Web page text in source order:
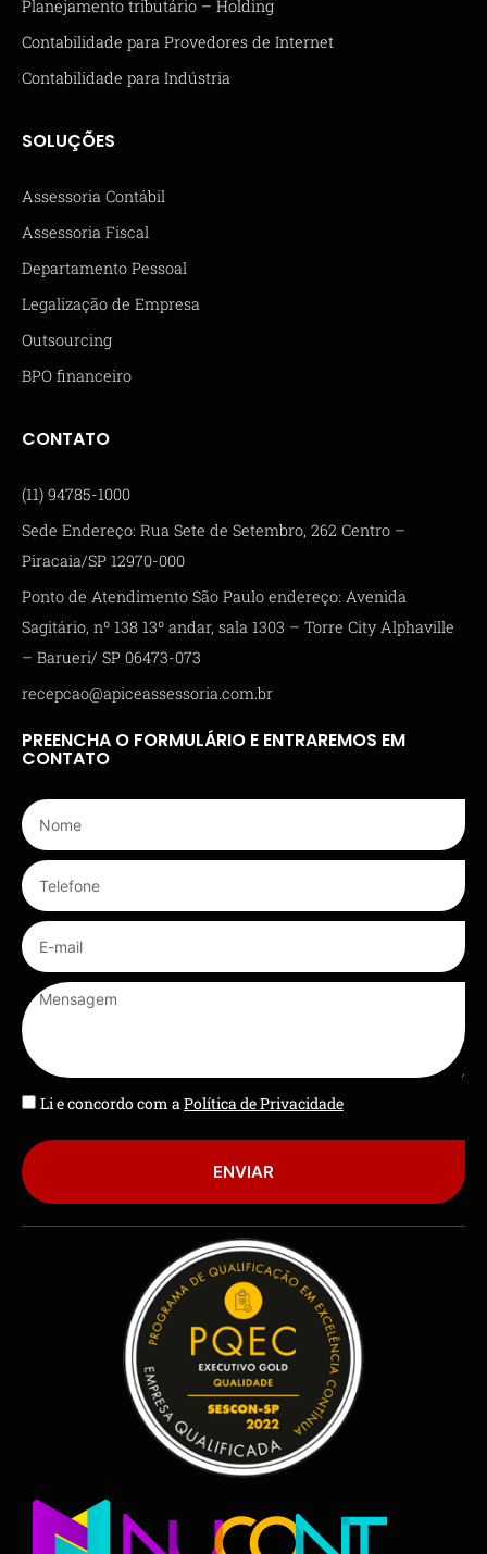
Planejamento tributário – Holding
Contabilidade para Provedores de Internet
Contabilidade para Indústria
SOLUÇÕES
Assessoria Contábil
Assessoria Fiscal
Departamento Pessoal
Legalização de Empresa
Outsourcing
BPO financeiro
CONTATO
(11) 94785-1000
Sede Endereço: Rua Sete de Setembro, 262 Centro –
Piracaia/SP 12970-000
Ponto de Atendimento São Paulo endereço: Avenida
Sagitário, nº 138 13º andar, sala 1303 – Torre City Alphaville
– Barueri/ SP 06473-073
recepcao@apiceassessoria.com.br
PREENCHA O FORMULÁRIO E ENTRAREMOS EM
CONTATO
Li e concordo com aPolítica de Privacidade
ENVIAR